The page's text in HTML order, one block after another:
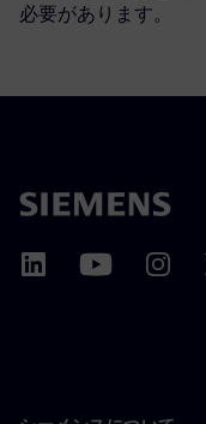
必要があります。